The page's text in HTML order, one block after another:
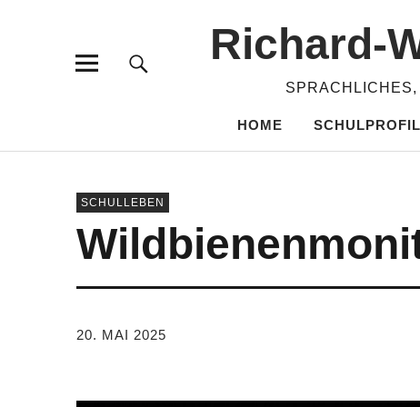
Richard-​​
HOME SCHULPROFIL
SCHULLEBEN
20. MAI 2025